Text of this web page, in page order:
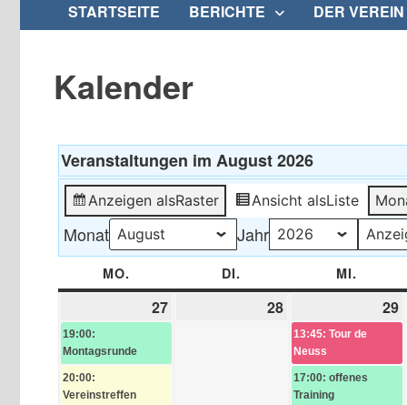
STARTSEITE BERICHTE DER VEREIN
Kalender
Veranstaltungen im August 2026
Anzeigen alsRaster Ansicht alsListe
Monat Jahr
MO. DI. MI.
27
Juli
Veranstaltungen)
19:00:
Montagsrunde
20:00:
Vereinstreffen
28
Juli
2026
29
13:45: Tour de
Neuss
17:00: offenes
Training